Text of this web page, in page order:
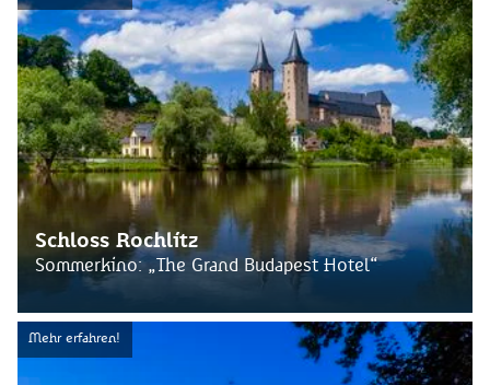
Schloss Rochlitz
Sommerkino: „The Grand Budapest Hotel“
Mehr erfahren!